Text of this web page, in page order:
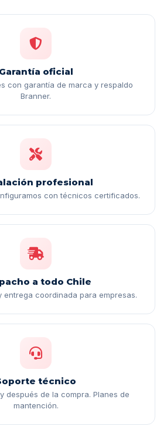
Garantía oficial
con garantía de marca y respaldo
Branner.
profesional
con técnicos certificados.
a todo Chile
entrega coordinada para empresas.
técnico
después de la compra. Planes de
mantención.